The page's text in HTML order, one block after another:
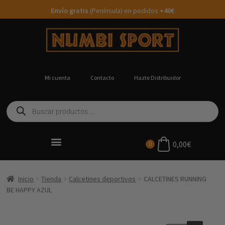
Envío gratis (Península) en pedidos +40€
Mi cuenta Contacto Hazte Distribuidor
0 0,00€
Inicio Tienda Calcetines deportivos
CALCETINES RUNNING
BE HAPPY AZUL